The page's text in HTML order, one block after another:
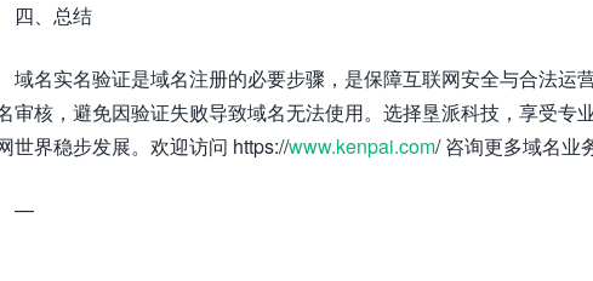
四、总结
域名实名验证是域名注册的必要步骤，是保障互联网安全与合法运
审核，避免因验证失败导致域名无法使用。选择垦派科技，享受专
世界稳步发展。欢迎访问 https://www.kenpai.com/ 咨询更多域名业
—